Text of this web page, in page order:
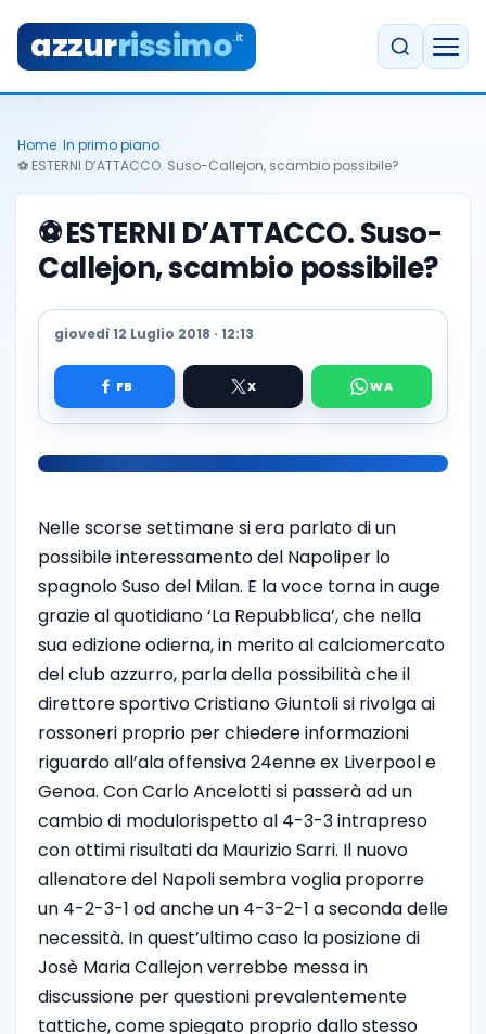
azzurrissimo.it
Home In primo piano
⚽️ ESTERNI D’ATTACCO. Suso-Callejon, scambio possibile?
⚽️ESTERNI D’ATTACCO. Suso-
Callejon, scambio possibile?
giovedì 12 Luglio 2018 · 12:13
Nelle scorse settimane si era parlato di un
possibile interessamento del Napoliper lo
spagnolo Suso del Milan. E la voce torna in auge
grazie al quotidiano ‘La Repubblica’, che nella
sua edizione odierna, in merito al calciomercato
del club azzurro, parla della possibilità che il
direttore sportivo Cristiano Giuntoli si rivolga ai
rossoneri proprio per chiedere informazioni
riguardo all’ala offensiva 24enne ex Liverpool e
Genoa. Con Carlo Ancelotti si passerà ad un
cambio di modulorispetto al 4-3-3 intrapreso
con ottimi risultati da Maurizio Sarri. Il nuovo
allenatore del Napoli sembra voglia proporre
un 4-2-3-1 od anche un 4-3-2-1 a seconda delle
necessità. In quest’ultimo caso la posizione di
Josè Maria Callejon verrebbe messa in
discussione per questioni prevalentemente
tattiche, come spiegato proprio dallo stesso